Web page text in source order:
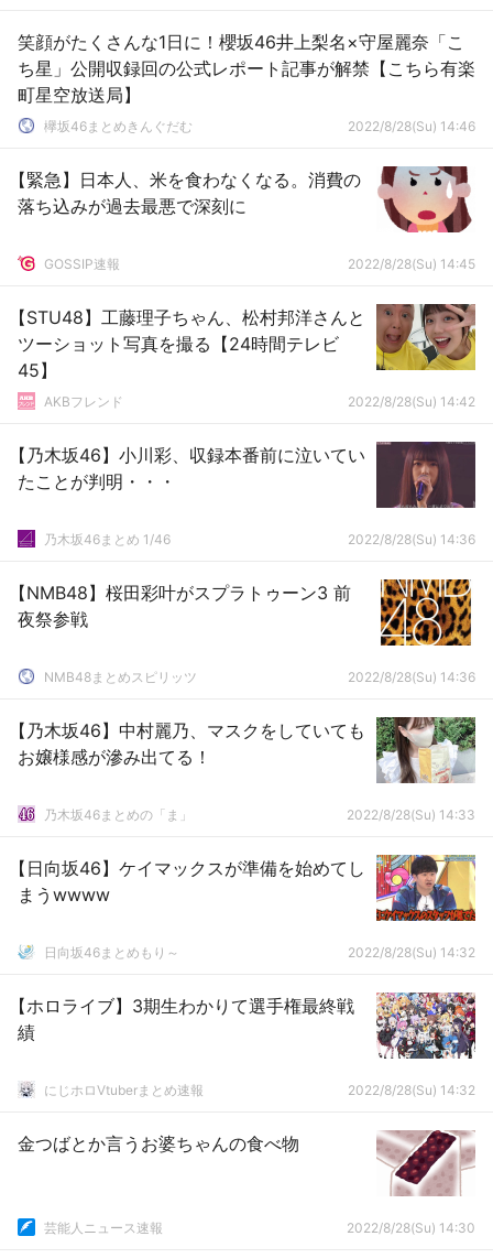
笑顔がたくさんな1日に！櫻坂46井上梨名×守屋麗奈「こ
ち星」公開収録回の公式レポート記事が解禁【こちら有楽
町星空放送局】
欅坂46まとめきんぐだむ 2022/8/28(Su) 14:46
【緊急】日本人、米を食わなくなる。消費の
落ち込みが過去最悪で深刻に
GOSSIP速報 2022/8/28(Su) 14:45
【STU48】工藤理子ちゃん、松村邦洋さんと
ツーショット写真を撮る【24時間テレビ
45】
AKBフレンド 2022/8/28(Su) 14:42
【乃木坂46】小川彩、収録本番前に泣いてい
たことが判明・・・
乃木坂46まとめ 1/46 2022/8/28(Su) 14:36
【NMB48】桜田彩叶がスプラトゥーン3 前
夜祭参戦
NMB48まとめスピリッツ 2022/8/28(Su) 14:36
【乃木坂46】中村麗乃、マスクをしていても
お嬢様感が滲み出てる！
乃木坂46まとめの「ま」 2022/8/28(Su) 14:33
【日向坂46】ケイマックスが準備を始めてし
まうwwww
日向坂46まとめもり～ 2022/8/28(Su) 14:32
【ホロライブ】3期生わかりて選手権最終戦
績
にじホロVtuberまとめ速報 2022/8/28(Su) 14:32
金つばとか言うお婆ちゃんの食べ物
芸能人ニュース速報 2022/8/28(Su) 14:30